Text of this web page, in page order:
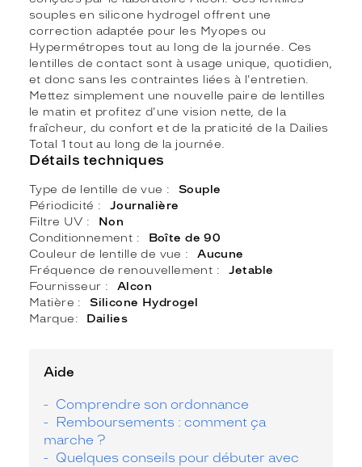
souples en silicone hydrogel offrent une
correction adaptée pour les Myopes ou
Hypermétropes tout au long de la journée. Ces
lentilles de contact sont à usage unique, quotidien,
et donc sans les contraintes liées à l'entretien.
Mettez simplement une nouvelle paire de lentilles
le matin et profitez d'une vision nette, de la
fraîcheur, du confort et de la praticité de la Dailies
Total 1 tout au long de la journée.
Détails techniques
Type de lentille de vue
Souple
Périodicité
Journalière
Filtre UV
Non
Conditionnement
Boîte de 90
Couleur de lentille de vue
Aucune
Fréquence de renouvellement
Jetable
Fournisseur
Alcon
Matière
Silicone Hydrogel
Marque
Dailies
Aide
Comprendre son ordonnance
Remboursements : comment ça
marche ?
Quelques conseils pour débuter avec